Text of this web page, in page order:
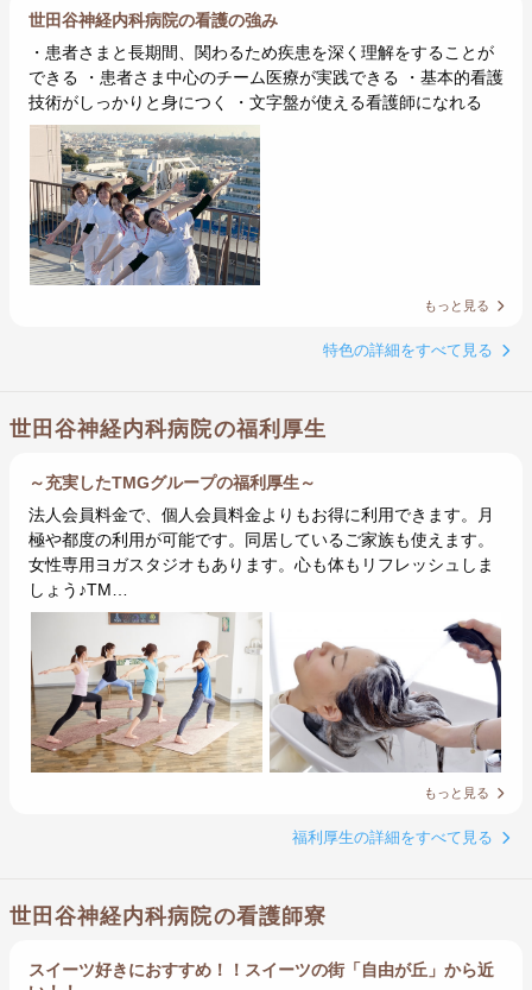
世田谷神経内科病院の看護の強み
・患者さまと長期間、関わるため疾患を深く理解をすることが
できる ・患者さま中心のチーム医療が実践できる ・基本的看護
技術がしっかりと身につく ・文字盤が使える看護師になれる
もっと見る
特色の詳細をすべて見る
世田谷神経内科病院の福利厚生
～充実したTMGグループの福利厚生～
法人会員料金で、個人会員料金よりもお得に利用できます。月
極や都度の利用が可能です。同居しているご家族も使えます。
女性専用ヨガスタジオもあります。心も体もリフレッシュしま
しょう♪TM…
もっと見る
福利厚生の詳細をすべて見る
世田谷神経内科病院の看護師寮
スイーツ好きにおすすめ！！スイーツの街「自由が丘」から近